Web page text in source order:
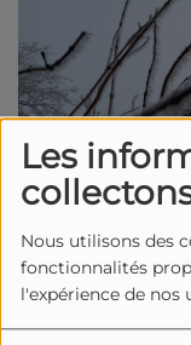
Les
Nous utilisons des
fonctionnalités
l'expérience de nos
05 janvier 2026 -